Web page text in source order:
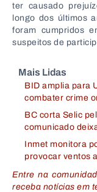
ter causado
longo dos últimos
foram cumpridos
suspeitos de
Mais Lidas
BID amplia para
combater crime
BC corta Selic
comunicado
Inmet monitora
provocar ventos
Entre na
receba notícias em